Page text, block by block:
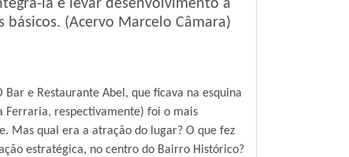
la e levar desenvolvimento à
(Acervo Marcelo Câmara)
e Restaurante Abel, que ficava na esquina
Ferraria, respectivamente) foi o mais
Mas qual era a atração do lugar? O que fez
estratégica, no centro do Bairro Histórico?